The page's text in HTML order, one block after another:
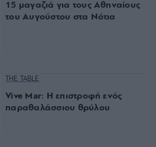
15 μαγαζιά για τους Αθηναίους
του Αυγούστου στα Νότια
THE TABLE
Vive Mar: Η επιστροφή ενός
παραθαλάσσιου θρύλου